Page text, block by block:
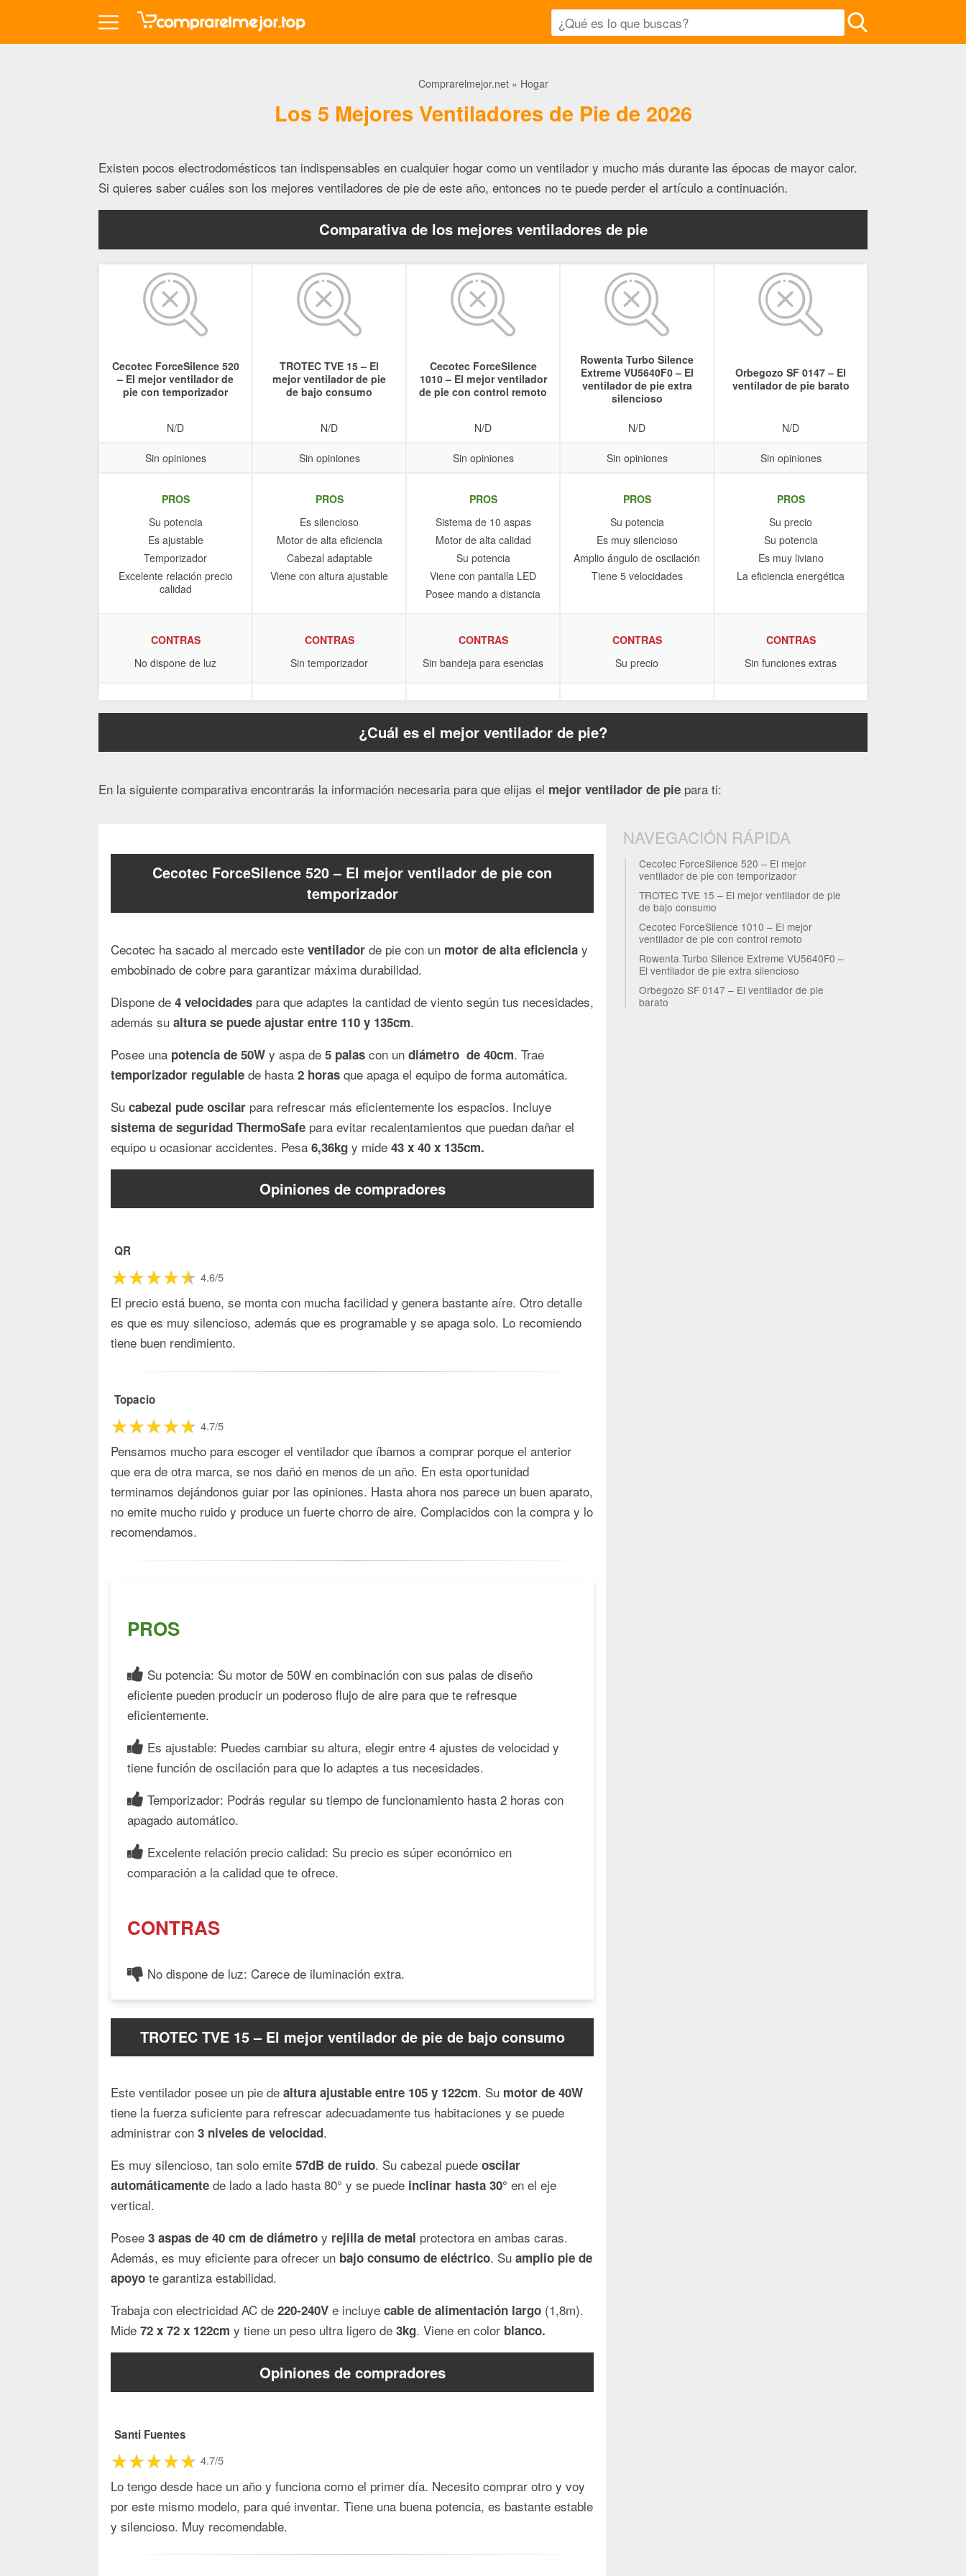
Comprarelmejor.net Hogar
Los 5 Mejores Ventiladores de Pie de 2026
Existen pocos electrodomésticos tan indispensables en cualquier hogar como un ventilador y mucho más durante las épocas de mayor calor.
Si quieres saber cuáles son los mejores ventiladores de pie de este año, entonces no te puede perder el artículo a continuación.
Comparativa de los mejores ventiladores de pie
Cecotec ForceSilence 520
– El mejor ventilador de
pie con temporizador
N/D
Sin opiniones
PROS
Su potencia
Es ajustable
Temporizador
Excelente relación precio
calidad
CONTRAS
No dispone de luz
TROTEC TVE 15 – El
mejor ventilador de pie
de bajo consumo
N/D
Sin opiniones
PROS
Es silencioso
Motor de alta eficiencia
Cabezal adaptable
Viene con altura ajustable
CONTRAS
Sin temporizador
Cecotec ForceSilence
1010 – El mejor ventilador
de pie con control remoto
N/D
Sin opiniones
PROS
Sistema de 10 aspas
Motor de alta calidad
Su potencia
Viene con pantalla LED
Posee mando a distancia
CONTRAS
Sin bandeja para esencias
Rowenta Turbo Silence
Extreme VU5640F0 – El
ventilador de pie extra
silencioso
N/D
Sin opiniones
PROS
Su potencia
Es muy silencioso
Amplio ángulo de oscilación
Tiene 5 velocidades
CONTRAS
Su precio
Orbegozo SF 0147 – El
ventilador de pie barato
N/D
Sin opiniones
PROS
Su precio
Su potencia
Es muy liviano
La eficiencia energética
CONTRAS
Sin funciones extras
¿Cuál es el mejor ventilador de pie?
En la siguiente comparativa encontrarás la información necesaria para que elijas el mejor ventilador de pie para ti:
NAVEGACIÓN RÁPIDA
Cecotec ForceSilence 520 – El mejor
ventilador de pie con temporizador
TROTEC TVE 15 – El mejor ventilador de pie
de bajo consumo
Cecotec ForceSilence 1010 – El mejor
ventilador de pie con control remoto
Rowenta Turbo Silence Extreme VU5640F0 –
El ventilador de pie extra silencioso
Orbegozo SF 0147 – El ventilador de pie
barato
Cecotec ForceSilence 520 – El mejor ventilador de pie con
temporizador
Cecotec ha sacado al mercado este ventilador de pie con un motor de alta eficiencia y
embobinado de cobre para garantizar máxima durabilidad.
Dispone de 4 velocidades para que adaptes la cantidad de viento según tus necesidades,
además su altura se puede ajustar entre 110 y 135cm.
Posee una potencia de 50W y aspa de 5 palas con un diámetro de 40cm. Trae
temporizador regulable de hasta 2 horas que apaga el equipo de forma automática.
Su cabezal pude oscilar para refrescar más eficientemente los espacios. Incluye
sistema de seguridad ThermoSafe para evitar recalentamientos que puedan dañar el
equipo u ocasionar accidentes. Pesa 6,36kg y mide 43 x 40 x 135cm.
Opiniones de compradores
QR
4.6/5
El precio está bueno, se monta con mucha facilidad y genera bastante aíre. Otro detalle
es que es muy silencioso, además que es programable y se apaga solo. Lo recomiendo
tiene buen rendimiento.
Topacio
4.7/5
Pensamos mucho para escoger el ventilador que íbamos a comprar porque el anterior
que era de otra marca, se nos dañó en menos de un año. En esta oportunidad
terminamos dejándonos guiar por las opiniones. Hasta ahora nos parece un buen aparato,
no emite mucho ruido y produce un fuerte chorro de aire. Complacidos con la compra y lo
recomendamos.
PROS
Su potencia: Su motor de 50W en combinación con sus palas de diseño
eficiente pueden producir un poderoso flujo de aire para que te refresque
eficientemente.
Es ajustable: Puedes cambiar su altura, elegir entre 4 ajustes de velocidad y
tiene función de oscilación para que lo adaptes a tus necesidades.
Temporizador: Podrás regular su tiempo de funcionamiento hasta 2 horas con
apagado automático.
Excelente relación precio calidad: Su precio es súper económico en
comparación a la calidad que te ofrece.
CONTRAS
No dispone de luz: Carece de iluminación extra.
TROTEC TVE 15 – El mejor ventilador de pie de bajo consumo
Este ventilador posee un pie de altura ajustable entre 105 y 122cm. Su motor de 40W
tiene la fuerza suficiente para refrescar adecuadamente tus habitaciones y se puede
administrar con 3 niveles de velocidad.
Es muy silencioso, tan solo emite 57dB de ruido. Su cabezal puede oscilar
automáticamente de lado a lado hasta 80° y se puede inclinar hasta 30° en el eje
vertical.
Posee 3 aspas de 40 cm de diámetro y rejilla de metal protectora en ambas caras.
Además, es muy eficiente para ofrecer un bajo consumo de eléctrico. Su amplio pie de
apoyo te garantiza estabilidad.
Trabaja con electricidad AC de 220-240V e incluye cable de alimentación largo (1,8m).
Mide 72 x 72 x 122cm y tiene un peso ultra ligero de 3kg. Viene en color blanco.
Opiniones de compradores
Santi Fuentes
4.7/5
Lo tengo desde hace un año y funciona como el primer día. Necesito comprar otro y voy
por este mismo modelo, para qué inventar. Tiene una buena potencia, es bastante estable
y silencioso. Muy recomendable.